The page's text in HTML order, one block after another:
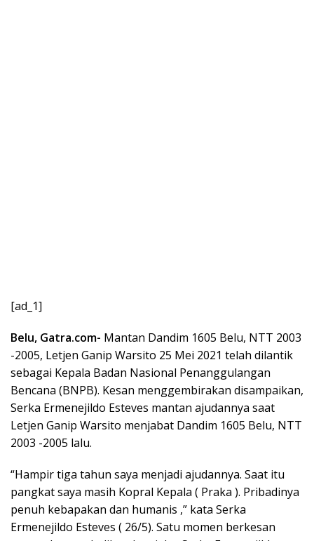
[ad_1]
Belu, Gatra.com- Mantan Dandim 1605 Belu, NTT 2003
-2005, Letjen Ganip Warsito 25 Mei 2021 telah dilantik
sebagai Kepala Badan Nasional Penanggulangan
Bencana (BNPB). Kesan menggembirakan disampaikan,
Serka Ermenejildo Esteves mantan ajudannya saat
Letjen Ganip Warsito menjabat Dandim 1605 Belu, NTT
2003 -2005 lalu.
“Hampir tiga tahun saya menjadi ajudannya. Saat itu
pangkat saya masih Kopral Kepala ( Praka ). Pribadinya
penuh kebapakan dan humanis ,” kata Serka
Ermenejildo Esteves ( 26/5). Satu momen berkesan